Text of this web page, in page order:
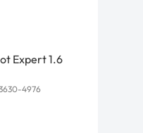
Expert 1.6
4976